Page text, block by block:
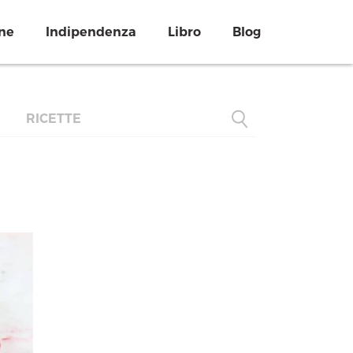
Indipendenza Libro Blog
RICETTE